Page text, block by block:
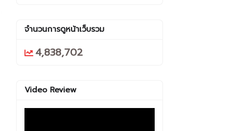
จำนวนการดูหน้าเว็บรวม
4,838,702
Video Review